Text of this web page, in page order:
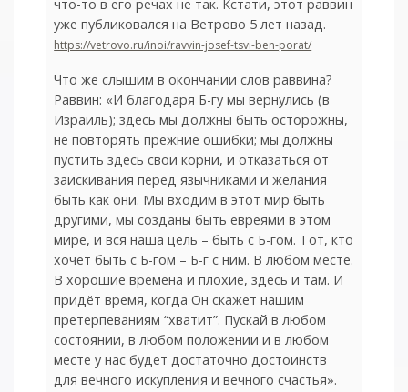
что-то в его речах не так. Кстати, этот раввин
уже публиковался на Ветрово 5 лет назад.
https://vetrovo.ru/inoi/ravvin-josef-tsvi-ben-porat/
Что же слышим в окончании слов раввина?
Раввин: «И благодаря Б-гу мы вернулись (в
Израиль); здесь мы должны быть осторожны,
не повторять прежние ошибки; мы должны
пустить здесь свои корни, и отказаться от
заискивания перед язычниками и желания
быть как они. Мы входим в этот мир быть
другими, мы созданы быть евреями в этом
мире, и вся наша цель – быть с Б-гом. Тот, кто
хочет быть с Б-гом – Б-г с ним. В любом месте.
В хорошие времена и плохие, здесь и там. И
придёт время, когда Он скажет нашим
претерпеваниям “хватит”. Пускай в любом
состоянии, в любом положении и в любом
месте у нас будет достаточно достоинств
для вечного искупления и вечного счастья».